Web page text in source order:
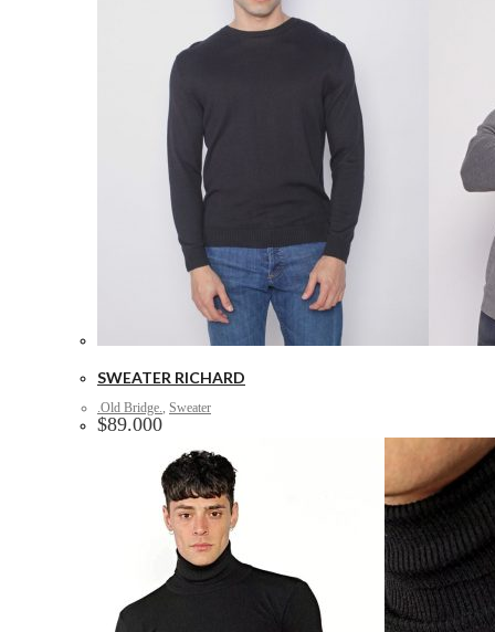
SWEATER RICHARD
.Old Bridge., Sweater
$89.000